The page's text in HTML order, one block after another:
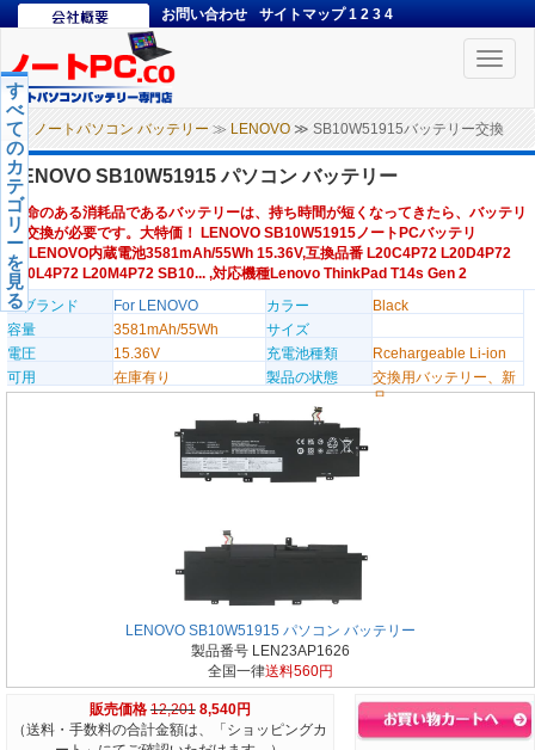
お問い合わせ サイトマップ 1 2 3 4
Toggle
ノートパソコン バッテリー ≫ LENOVO ≫ SB10W51915バッテリー交換
す
べ
て
の
カ
テ
ゴ
リ
ー
を
見
る
LENOVO SB10W51915 パソコン バッテリー
寿命のある消耗品であるバッテリーは、持ち時間が短くなってきたら、バッテリ
ー交換が必要です。大特価！ LENOVO SB10W51915ノートPCバッテリ
ー,LENOVO内蔵電池3581mAh/55Wh 15.36V,互換品番 L20C4P72 L20D4P72
L20L4P72 L20M4P72 SB10... ,対応機種Lenovo ThinkPad T14s Gen 2
のブランド
For LENOVO カラー
Black
容量
3581mAh/55Wh
サイズ
電圧
15.36V 充電池種類
Rcehargeable Li-ion
可用
在庫有り 製品の状態
交換用バッテリー、新
品
LENOVO SB10W51915 パソコン バッテリー
製品番号 LEN23AP1626
全国一律送料560円
販売価格 12,201 8,540円
（送料・手数料の合計金額は、「ショッピングカ